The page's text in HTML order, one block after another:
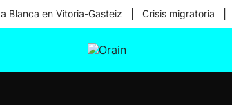
Blanca en Vitoria-Gasteiz Crisis migratoria